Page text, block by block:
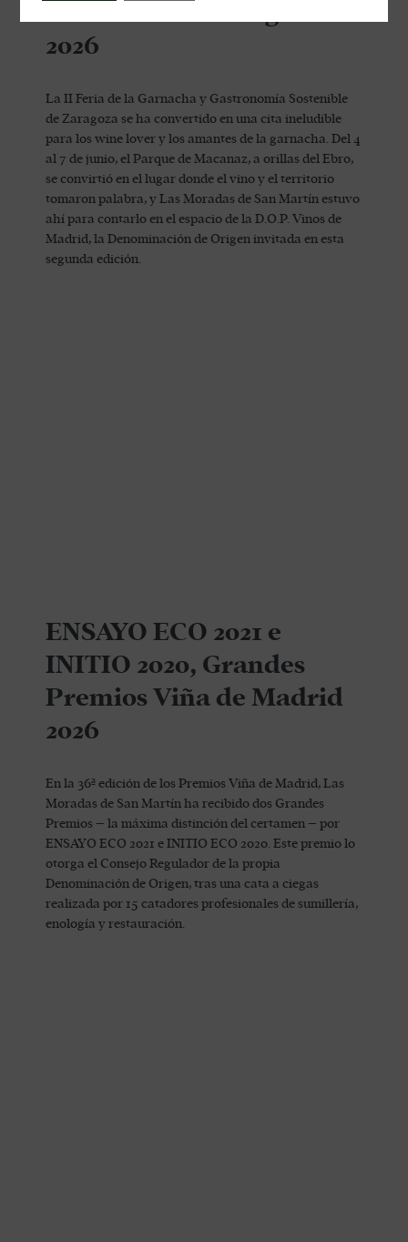
2026
La II Feria de la Garnacha y Gastronomía Sostenible
de Zaragoza se ha convertido en una cita ineludible
para los wine lover y los amantes de la garnacha. Del 4
al 7 de junio, el Parque de Macanaz, a orillas del Ebro,
se convirtió en el lugar donde el vino y el territorio
tomaron palabra, y Las Moradas de San Martín estuvo
ahí para contarlo en el espacio de la D.O.P. Vinos de
Madrid, la Denominación de Origen invitada en esta
segunda edición.
ENSAYO ECO 2021 e
INITIO 2020, Grandes
Premios Viña de Madrid
2026
En la 36ª edición de los Premios Viña de Madrid, Las
Moradas de San Martín ha recibido dos Grandes
Premios – la máxima distinción del certamen – por
ENSAYO ECO 2021 e INITIO ECO 2020. Este premio lo
otorga el Consejo Regulador de la propia
Denominación de Origen, tras una cata a ciegas
realizada por 15 catadores profesionales de sumillería,
enología y restauración.